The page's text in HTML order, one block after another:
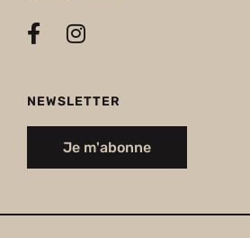
NEWSLETTER
Je m'abonne